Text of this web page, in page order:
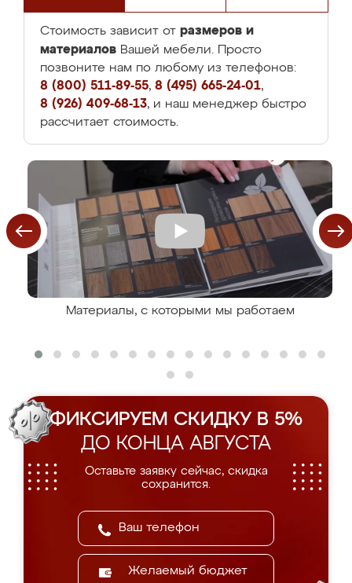
Стоимость зависит от размеров и
материалов Вашей мебели. Просто
позвоните нам по любому из телефонов:
8 (800) 511-89-55, 8 (495) 665-24-01,
8 (926) 409-68-13, и наш менеджер быстро
рассчитает стоимость.
Материалы, с которыми мы работаем
ФИКСИРУЕМ СКИДКУ В 5%
ДО КОНЦА АВГУСТА
Оставьте заявку сейчас, скидка
сохранится.
Желаемый бюджет